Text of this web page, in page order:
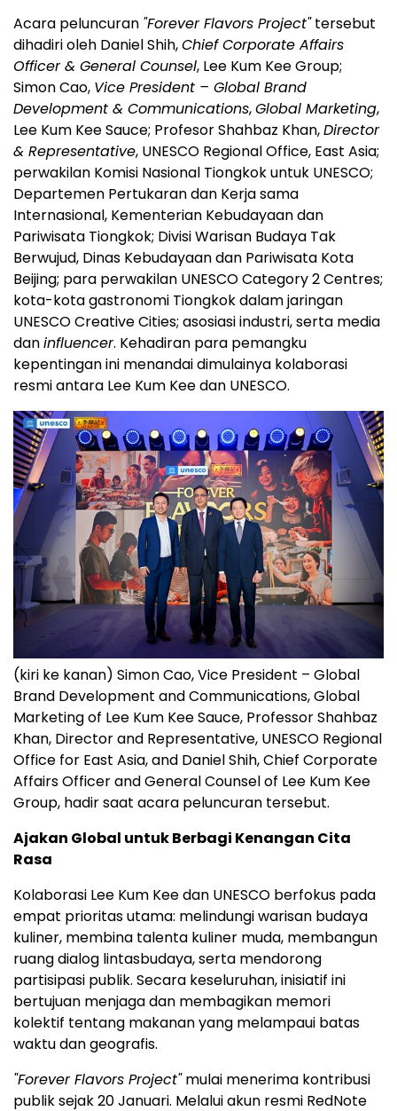
Acara peluncuran "Forever Flavors Project"tersebut
dihadiri oleh Daniel Shih,Chief Corporate Affairs
Officer & General Counsel, Lee Kum Kee Group;
Simon Cao, Vice President – Global Brand
Development & Communications,Global Marketing,
Lee Kum Kee Sauce; Profesor Shahbaz Khan,Director
& Representative, UNESCO Regional Office, East Asia;
perwakilan Komisi Nasional Tiongkok untuk UNESCO;
Departemen Pertukaran dan Kerja sama
Internasional, Kementerian Kebudayaan dan
Pariwisata Tiongkok; Divisi Warisan Budaya Tak
Berwujud, Dinas Kebudayaan dan Pariwisata Kota
Beijing; para perwakilan UNESCO Category 2 Centres;
kota-kota gastronomi Tiongkok dalam jaringan
UNESCO Creative Cities; asosiasi industri, serta media
daninfluencer. Kehadiran para pemangku
kepentingan ini menandai dimulainya kolaborasi
resmi antara Lee Kum Kee dan UNESCO.
(kiri ke kanan) Simon Cao, Vice President – Global
Brand Development and Communications, Global
Marketing of Lee Kum Kee Sauce, Professor Shahbaz
Khan, Director and Representative, UNESCO Regional
Office for East Asia, and Daniel Shih, Chief Corporate
Affairs Officer and General Counsel of Lee Kum Kee
Group, hadir saat acara peluncuran tersebut.
Ajakan Global untuk Berbagi Kenangan Cita
Rasa
Kolaborasi Lee Kum Kee dan UNESCO berfokus pada
empat prioritas utama: melindungi warisan budaya
kuliner, membina talenta kuliner muda, membangun
ruang dialog lintasbudaya, serta mendorong
partisipasi publik. Secara keseluruhan, inisiatif ini
bertujuan menjaga dan membagikan memori
kolektif tentang makanan yang melampaui batas
waktu dan geografis.
"Forever Flavors Project"mulai menerima kontribusi
publik sejak 20 Januari. Melalui akun resmi RedNote